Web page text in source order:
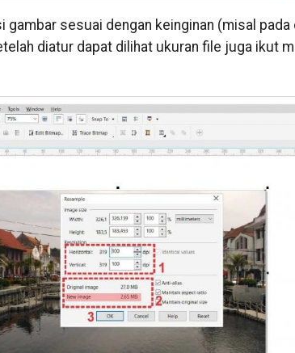
gambar sesuai dengan keinginan (misal
diatur dapat dilihat ukuran file juga ikut